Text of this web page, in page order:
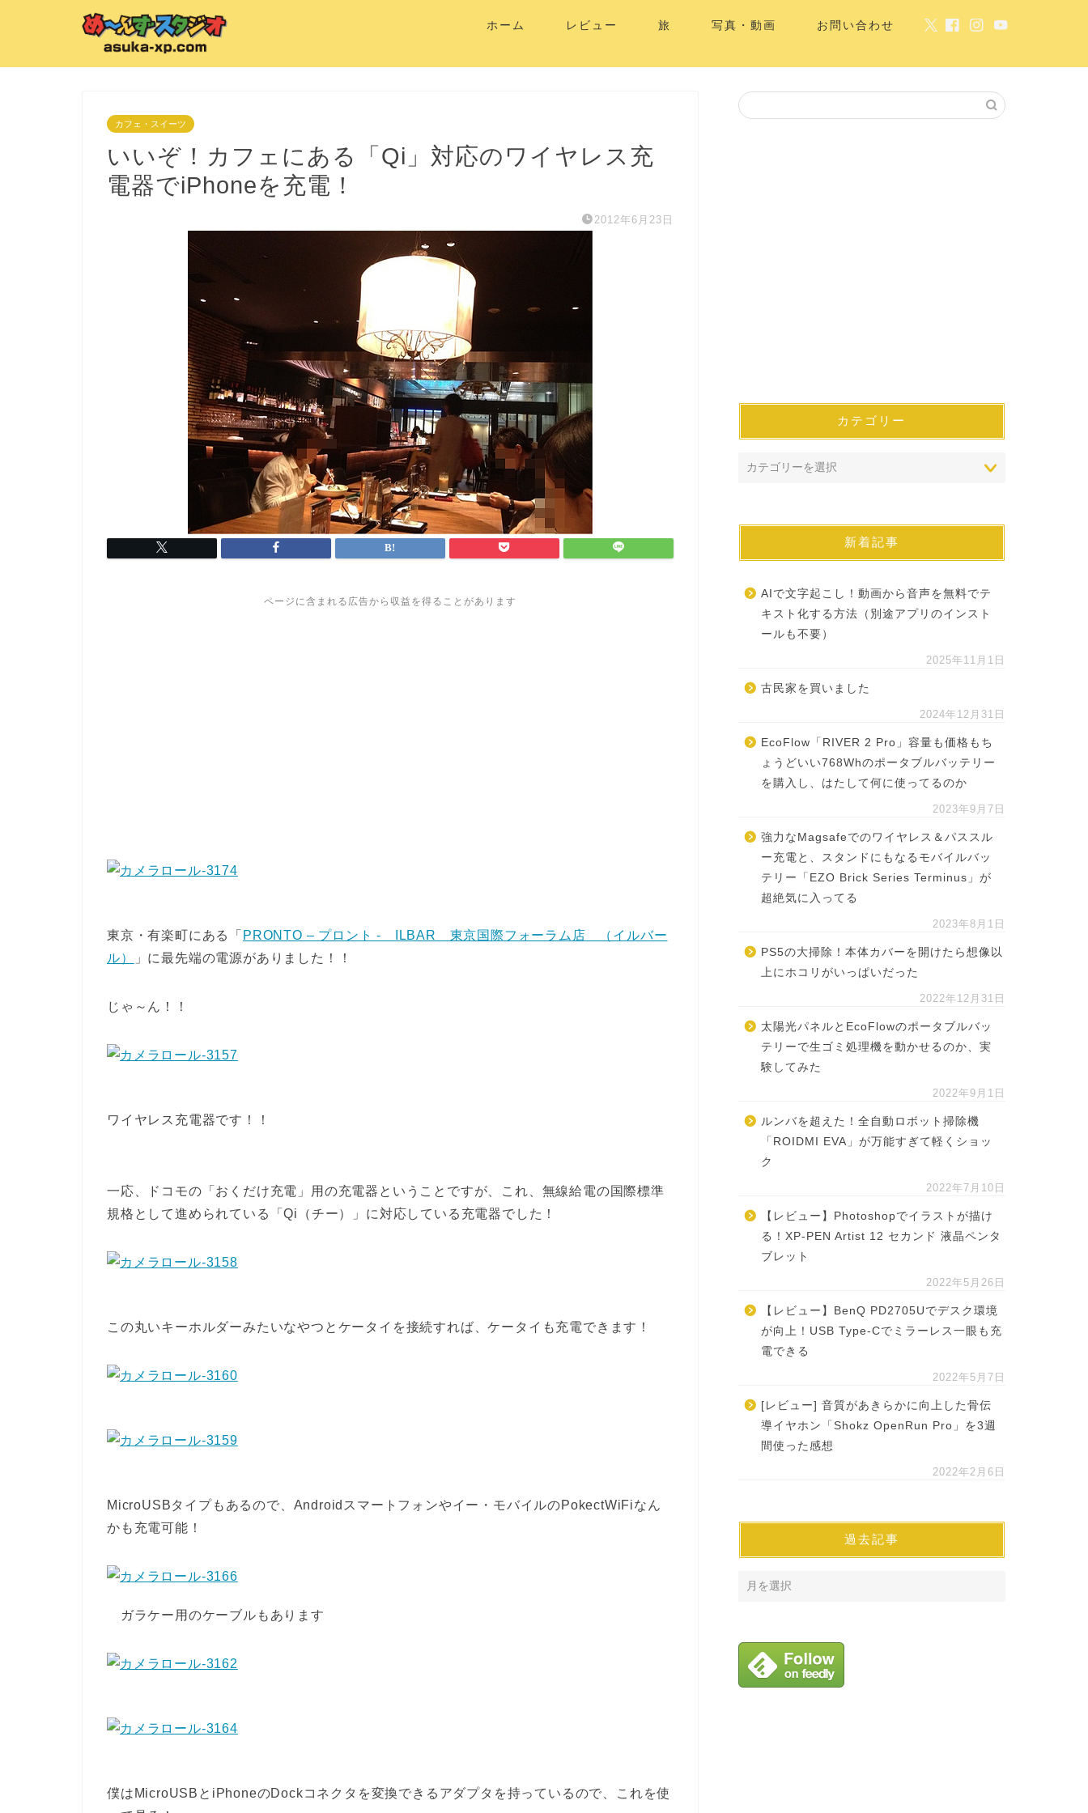
ホーム レビュー 旅 写真・動画 お問い合わせ
カフェ・スイーツ
いいぞ！カフェにある「Qi」対応のワイヤレス充
電器でiPhoneを充電！
2012年6月23日
ページに含まれる広告から収益を得ることがあります
東京・有楽町にある「 PRONTO – プロント - ILBAR 東京国際フォーラム店 （イルバー
ル）
」に最先端の電源がありました！！
じゃ～ん！！
ワイヤレス充電器です！！
一応、ドコモの「おくだけ充電」用の充電器ということですが、これ、無線給電の国際標準
規格として進められている「Qi（チー）」に対応している充電器でした！
この丸いキーホルダーみたいなやつとケータイを接続すれば、ケータイも充電できます！
MicroUSBタイプもあるので、Androidスマートフォンやイー・モバイルのPokectWiFiなん
かも充電可能！
ガラケー用のケーブルもあります
僕はMicroUSBとiPhoneのDockコネクタを変換できるアダプタを持っているので、これを使
カテゴリー
新着記事
AIで文字起こし！動画から音声を無料でテ
キスト化する方法（別途アプリのインスト
ールも不要）
2025年11月1日
古民家を買いました
2024年12月31日
EcoFlow「RIVER 2 Pro」容量も価格もち
ょうどいい768Whのポータブルバッテリー
を購入し、はたして何に使ってるのか
2023年9月7日
強力なMagsafeでのワイヤレス＆パススル
ー充電と、スタンドにもなるモバイルバッ
テリー「EZO Brick Series Terminus」が
超絶気に入ってる
2023年8月1日
PS5の大掃除！本体カバーを開けたら想像以
上にホコリがいっぱいだった
2022年12月31日
太陽光パネルとEcoFlowのポータブルバッ
テリーで生ゴミ処理機を動かせるのか、実
験してみた
2022年9月1日
ルンバを超えた！全自動ロボット掃除機
「ROIDMI EVA」が万能すぎて軽くショッ
ク
2022年7月10日
【レビュー】Photoshopでイラストが描け
る！XP-PEN Artist 12 セカンド 液晶ペンタ
ブレット
2022年5月26日
【レビュー】BenQ PD2705Uでデスク環境
が向上！USB Type-Cでミラーレス一眼も充
電できる
2022年5月7日
[レビュー] 音質があきらかに向上した骨伝
導イヤホン「Shokz OpenRun Pro」を3週
間使った感想
2022年2月6日
過去記事